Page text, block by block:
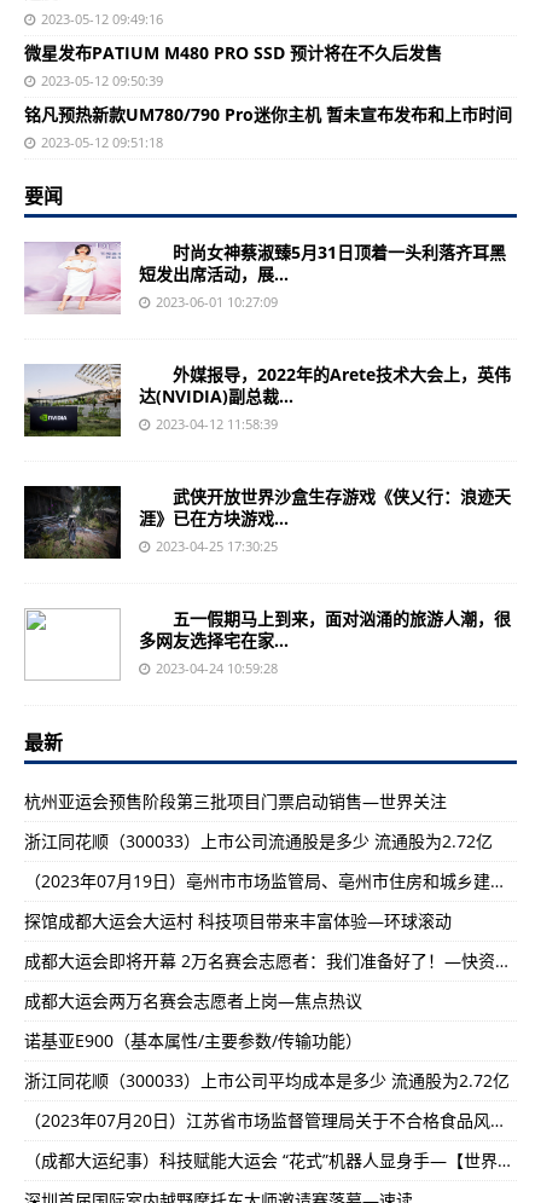
2023-05-12 09:49:16
微星发布PATIUM M480 PRO SSD 预计将在不久后发售
2023-05-12 09:50:39
铭凡预热新款UM780/790 Pro迷你主机 暂未宣布发布和上市时间
2023-05-12 09:51:18
要闻
时尚女神蔡淑臻5月31日顶着一头利落齐耳黑
短发出席活动，展...
2023-06-01 10:27:09
外媒报导，2022年的Arete技术大会上，英伟
达(NVIDIA)副总裁...
2023-04-12 11:58:39
武侠开放世界沙盒生存游戏《侠乂行：浪迹天
涯》已在方块游戏...
2023-04-25 17:30:25
五一假期马上到来，面对汹涌的旅游人潮，很
多网友选择宅在家...
2023-04-24 10:59:28
最新
杭州亚运会预售阶段第三批项目门票启动销售—世界关注
浙江同花顺（300033）上市公司流通股是多少 流通股为2.72亿
（2023年07月19日）亳州市市场监管局、亳州市住房和城乡建设局召开建筑工地食堂食品安全风险会商会-天天微资讯!
探馆成都大运会大运村 科技项目带来丰富体验—环球滚动
成都大运会即将开幕 2万名赛会志愿者：我们准备好了！—快资讯丨
成都大运会两万名赛会志愿者上岗—焦点热议
诺基亚E900（基本属性/主要参数/传输功能）
浙江同花顺（300033）上市公司平均成本是多少 流通股为2.72亿
（2023年07月20日）江苏省市场监督管理局关于不合格食品风险控制及核查处置情况的通告（2023年第5期）-全球关注:
（成都大运纪事）科技赋能大运会 “花式”机器人显身手—【世界聚看点】